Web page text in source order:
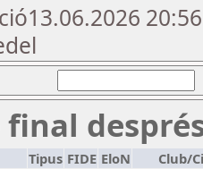
Tipus FIDE EloN
Club/